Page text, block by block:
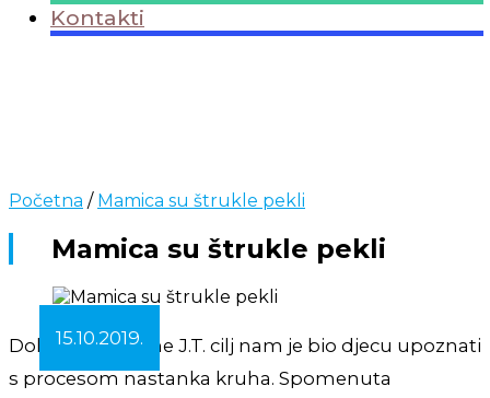
Kontakti
Početna / Mamica su štrukle pekli
Mamica su štrukle pekli
15.10.2019.
Dolaskom mame J.T. cilj nam je bio djecu upoznati
s procesom nastanka kruha. Spomenuta